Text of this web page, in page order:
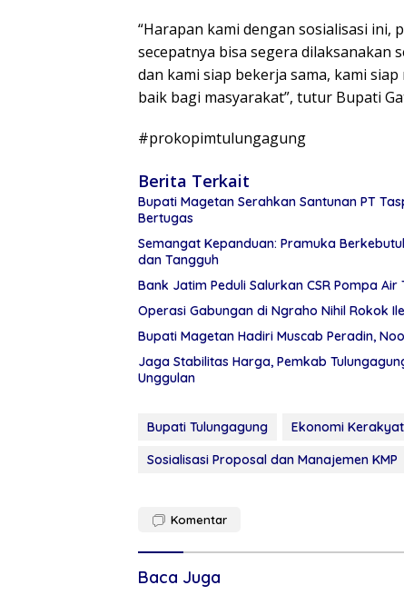
“Harapan kami dengan sosialisasi
secepatnya bisa segera
dan kami siap bekerja sama, kami
baik bagi masyarakat”, tutur Bupati
#prokopimtulungagung
Berita Terkait
Bupati Magetan Serahkan Santunan PT
Bertugas
Semangat Kepanduan: Pramuka
dan Tangguh
Bank Jatim Peduli Salurkan CSR Pompa
Operasi Gabungan di Ngraho Nihil Rokok
Bupati Magetan Hadiri Muscab Peradin,
Jaga Stabilitas Harga, Pemkab
Unggulan
Bupati Tulungagung Ekonomi
Sosialisasi Proposal dan Manajemen KMP
Komentar
Baca Juga